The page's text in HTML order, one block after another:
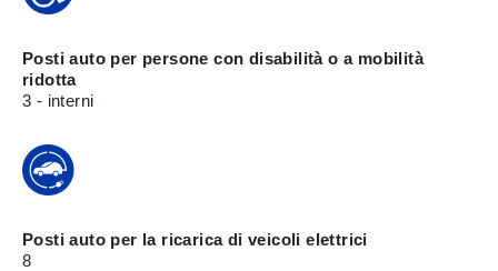
Posti auto per persone con disabilità o a mobilità
ridotta
3 - interni
Posti auto per la ricarica di veicoli elettrici
8